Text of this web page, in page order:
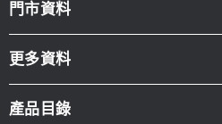
門市資料
更多資料
產品目錄